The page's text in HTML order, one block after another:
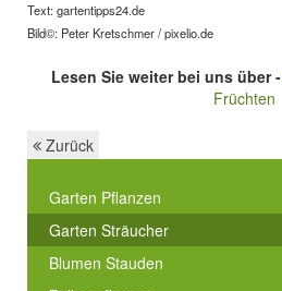
Text: gartentipps24.de
Bild©: Peter Kretschmer / pixelio.de
Lesen Sie weiter bei uns über -
Früchten
Zurück
Garten Pflanzen
Garten Sträucher
Blumen Stauden